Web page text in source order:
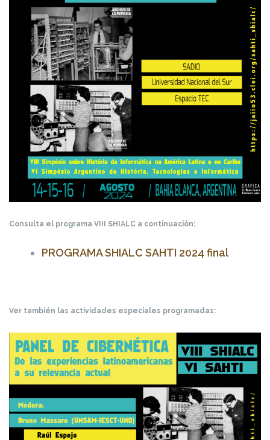
Caribe
(SHIALC
2026)”
Consulta el programa VIII SHIALC a continuación:
PROGRAMA SHIALC SAHTI 2024 final
Ver también las actividades especiales programadas: